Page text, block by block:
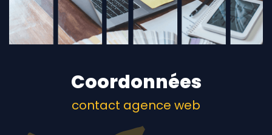
Coordonnées
contact agence web